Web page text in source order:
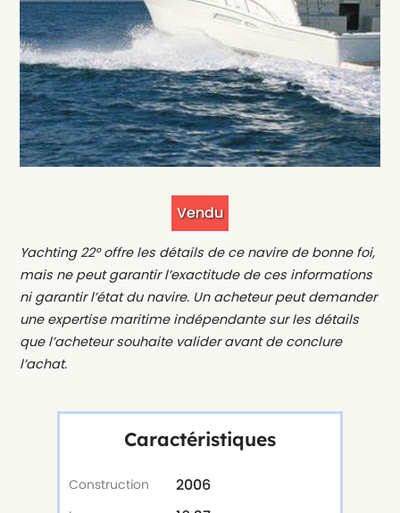
Caractéristiques
Construction 2006
Vendu
Yachting 22° offre les détails de ce navire de bonne foi,
mais ne peut garantir l’exactitude de ces informations
ni garantir l’état du navire. Un acheteur peut demander
une expertise maritime indépendante sur les détails
que l’acheteur souhaite valider avant de conclure
l’achat.